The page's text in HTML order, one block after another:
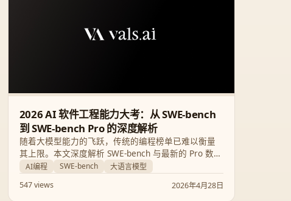
2026 AI 软件工程能力大考：从 SWE-bench
到 SWE-bench Pro 的深度解析
随着大模型能力的飞跃，传统的编程榜单已难以衡量
其上限。本文深度解析 SWE-bench 与最新的 Pro 数据
集，对比 Claude Opus 4.7 与 GPT 5.5 的实测表现，
揭秘 AI 解决真实复杂工程问题的核心瓶颈。
AI编程 SWE-bench
大语言模型
547 views
2026年4月28日